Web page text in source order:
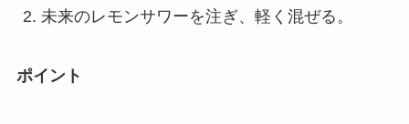
未来のレモンサワーを注ぎ、軽く混ぜる。
ポイント